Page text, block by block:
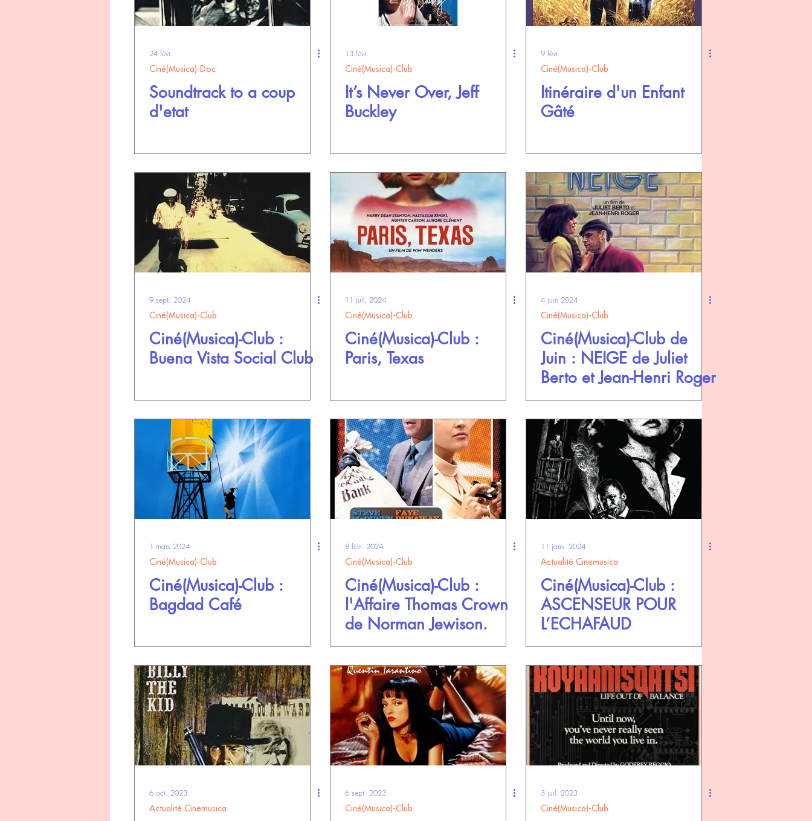
24 févr.
Ciné(Musica)-Doc
Soundtrack to a coup
d'etat
13 févr.
Ciné(Musica)-Club
It’s Never Over, Jeff
Buckley
9 févr.
Ciné(Musica)-Club
Itinéraire d'un Enfant
Gâté
9 sept. 2024
Ciné(Musica)-Club
Ciné(Musica)-Club :
Buena Vista Social Club
11 juil. 2024
Ciné(Musica)-Club
Ciné(Musica)-Club :
Paris, Texas
4 juin 2024
Ciné(Musica)-Club
Ciné(Musica)-Club de
Juin : NEIGE de Juliet
Berto et Jean-Henri Roger
1 mars 2024
Ciné(Musica)-Club
Ciné(Musica)-Club :
Bagdad Café
8 févr. 2024
Ciné(Musica)-Club
Ciné(Musica)-Club :
l'Affaire Thomas Crown
de Norman Jewison.
11 janv. 2024
Actualité Cinemusica
Ciné(Musica)-Club :
ASCENSEUR POUR
L’ECHAFAUD
6 oct. 2023
Actualité Cinemusica
6 sept. 2023
Ciné(Musica)-Club
5 juil. 2023
Ciné(Musica)-Club